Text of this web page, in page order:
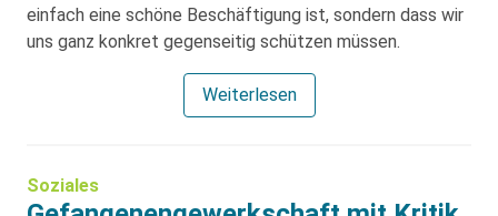
einfach eine schöne Beschäftigung ist, sondern dass wir
uns ganz konkret gegenseitig schützen müssen.
Weiterlesen
Soziales